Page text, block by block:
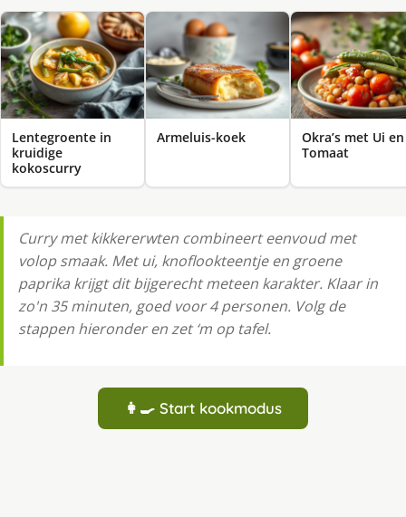
Lentegroente in
kruidige
kokoscurry
Armeluis-koek
Okra’s met Ui en
Tomaat
Curry met kikkererwten combineert eenvoud met
volop smaak. Met ui, knoflookteentje en groene
paprika krijgt dit bijgerecht meteen karakter. Klaar in
zo'n 35 minuten, goed voor 4 personen. Volg de
stappen hieronder en zet ‘m op tafel.
👩‍🍳 Start kookmodus